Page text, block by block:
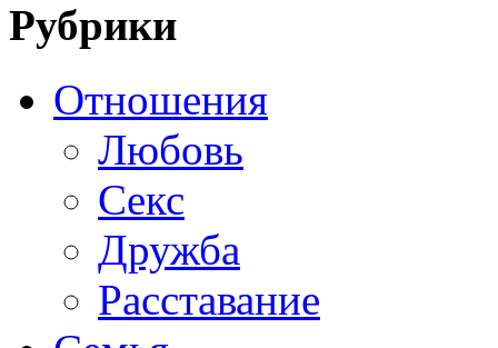
Рубрики
Отношения
Любовь
Секс
Дружба
Расставание